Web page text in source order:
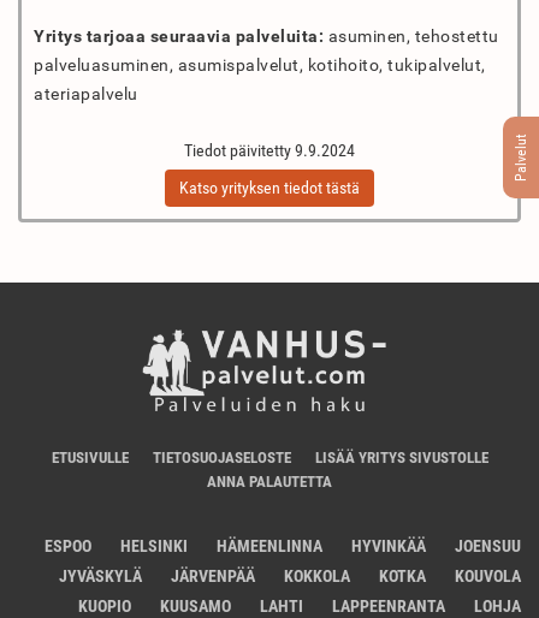
Palvelut
Yritys tarjoaa seuraavia palveluita: asuminen, tehostettu
palveluasuminen, asumispalvelut, kotihoito, tukipalvelut,
ateriapalvelu
Tiedot päivitetty 9.9.2024
Katso yrityksen tiedot tästä
ETUSIVULLE TIETOSUOJASELOSTE
LISÄÄ YRITYS SIVUSTOLLE
ANNA PALAUTETTA
ESPOO HELSINKI HÄMEENLINNA HYVINKÄÄ
JOENSUU
JYVÄSKYLÄ
JÄRVENPÄÄ KOKKOLA KOTKA
KOUVOLA
KUOPIO
KUUSAMO LAHTI LAPPEENRANTA
LOHJA